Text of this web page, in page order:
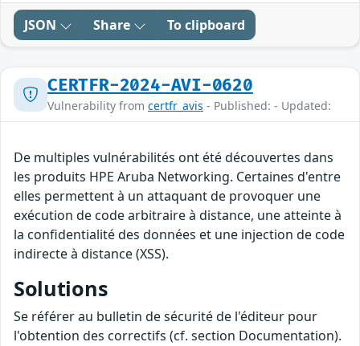
JSON Share To clipboard
CERTFR-2024-AVI-0620
Vulnerability from certfr_avis - Published: - Updated:
De multiples vulnérabilités ont été découvertes dans
les produits HPE Aruba Networking. Certaines d'entre
elles permettent à un attaquant de provoquer une
exécution de code arbitraire à distance, une atteinte à
la confidentialité des données et une injection de code
indirecte à distance (XSS).
Solutions
Se référer au bulletin de sécurité de l'éditeur pour
l'obtention des correctifs (cf. section Documentation).